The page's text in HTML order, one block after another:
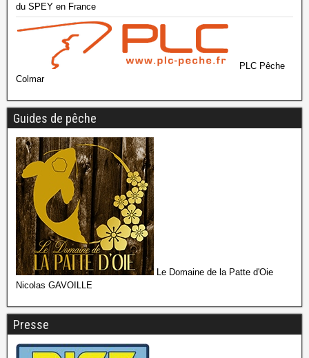
du SPEY en France
PLC Pêche
Colmar
Guides de pêche
Le Domaine de la Patte d'Oie
Nicolas GAVOILLE
Presse